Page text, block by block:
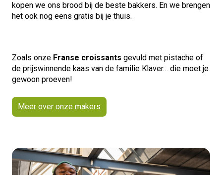
kopen we ons brood bij de beste bakkers. En we brengen
het ook nog eens gratis bij je thuis.
Zoals onze Franse croissants gevuld met pistache of
de prijswinnende kaas van de familie Klaver… die moet je
gewoon proeven!
Meer over onze makers